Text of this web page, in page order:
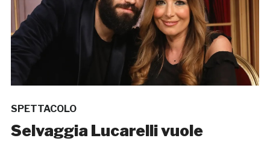
SPETTACOLO
Selvaggia Lucarelli vuole